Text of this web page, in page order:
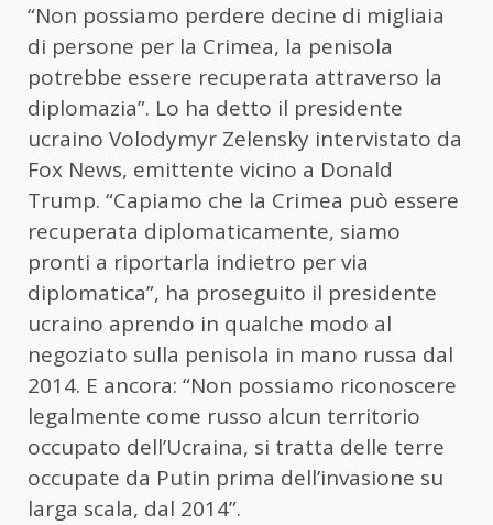
“Non possiamo perdere decine di migliaia
di persone per la Crimea, la penisola
potrebbe essere recuperata attraverso la
diplomazia”. Lo ha detto il presidente
ucraino Volodymyr Zelensky intervistato da
Fox News, emittente vicino a Donald
Trump. “Capiamo che la Crimea può essere
recuperata diplomaticamente, siamo
pronti a riportarla indietro per via
diplomatica”, ha proseguito il presidente
ucraino aprendo in qualche modo al
negoziato sulla penisola in mano russa dal
2014. E ancora: “Non possiamo riconoscere
legalmente come russo alcun territorio
occupato dell’Ucraina, si tratta delle terre
occupate da Putin prima dell’invasione su
larga scala, dal 2014”.